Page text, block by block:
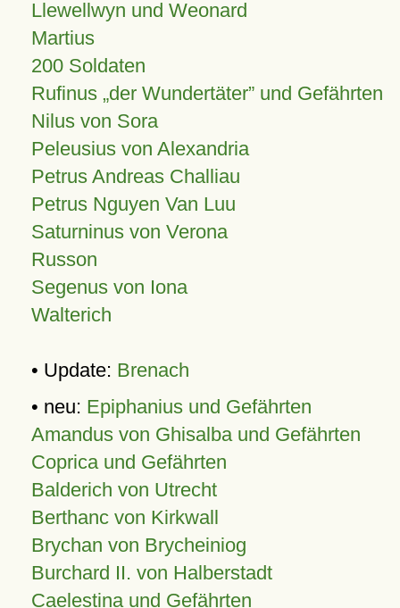
Llewellwyn und Weonard
Martius
200 Soldaten
Rufinus „der Wundertäter” und Gefährten
Nilus von Sora
Peleusius von Alexandria
Petrus Andreas Challiau
Petrus Nguyen Van Luu
Saturninus von Verona
Russon
Segenus von Iona
Walterich
• Update: Brenach
• neu: Epiphanius und Gefährten
Amandus von Ghisalba und Gefährten
Coprica und Gefährten
Balderich von Utrecht
Berthanc von Kirkwall
Brychan von Brycheiniog
Burchard II. von Halberstadt
Caelestina und Gefährten